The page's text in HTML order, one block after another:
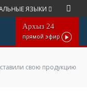
ЯЗЫКИ
Архыз 24
прямой эфир
свою продукцию